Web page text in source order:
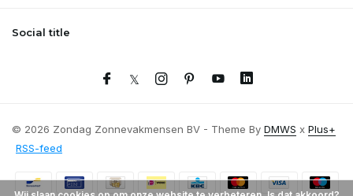
Social title
© 2026 Zondag Zonnevakmensen BV - Theme By DMWS x Plus+
RSS-feed